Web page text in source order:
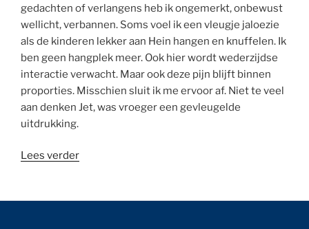
gedachten of verlangens heb ik ongemerkt, onbewust
wellicht, verbannen. Soms voel ik een vleugje jaloezie
als de kinderen lekker aan Hein hangen en knuffelen. Ik
ben geen hangplek meer. Ook hier wordt wederzijdse
interactie verwacht. Maar ook deze pijn blijft binnen
proporties. Misschien sluit ik me ervoor af. Niet te veel
aan denken Jet, was vroeger een gevleugelde
uitdrukking.
Lees verder“Dagboek